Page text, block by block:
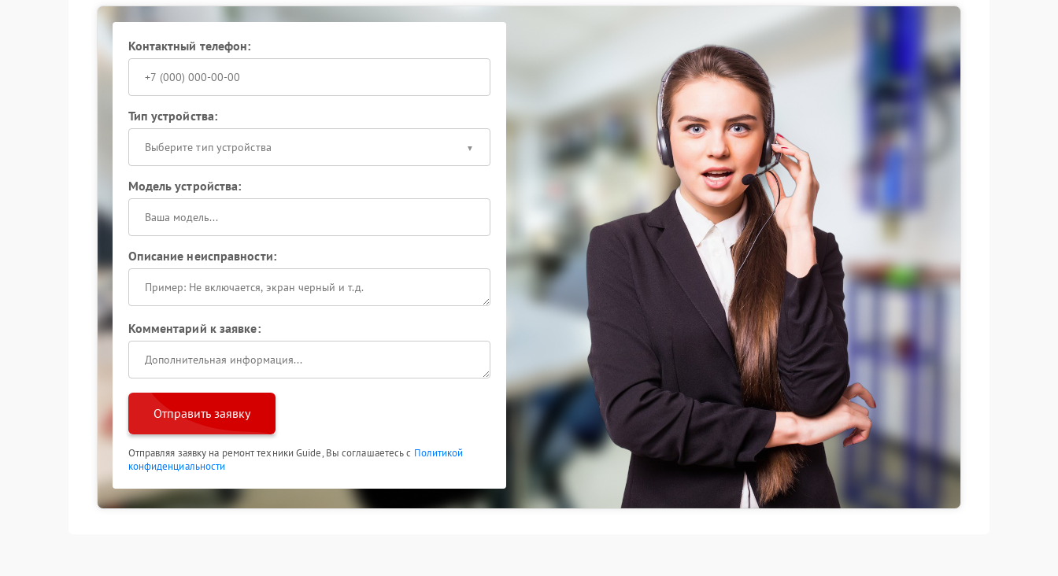
Контактный телефон:
Тип устройства:
Выберите тип устройства
Модель устройства:
Описание неисправности:
Комментарий к заявке:
Отправить заявку
Отправляя заявку на ремонт техники Guide, Вы соглашаетесь с Политикой
конфиденциальности